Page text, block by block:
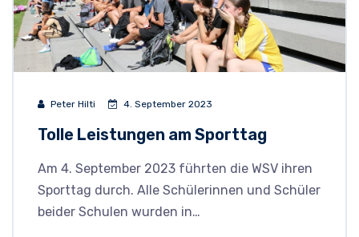
Peter Hilti 4. September 2023
Tolle Leistungen am Sporttag
Am 4. September 2023 führten die WSV ihren
Sporttag durch. Alle Schülerinnen und Schüler
beider Schulen wurden in…